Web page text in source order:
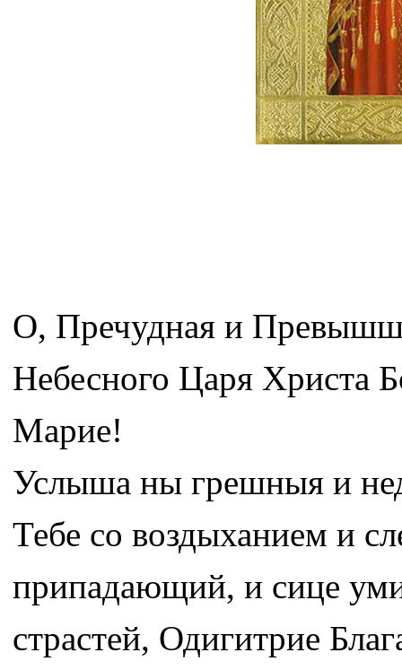
О, Пречудная и
Небесного Царя Христа
Марие!
Услыша ны грешныя и
Тебе со воздыханием и
припадающий, и сице
страстей, Одигитрие